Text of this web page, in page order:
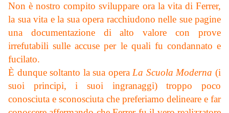
Non è nostro compito sviluppare ora la vita di Ferrer,
la sua vita e la sua opera racchiudono nelle sue pagine
una documentazione di alto valore con prove
irrefutabili sulle accuse per le quali fu condannato e
fucilato.
È dunque soltanto la sua opera La Scuola Moderna (i
suoi principi, i suoi ingranaggi) troppo poco
conosciuta e sconosciuta che preferiamo delineare e far